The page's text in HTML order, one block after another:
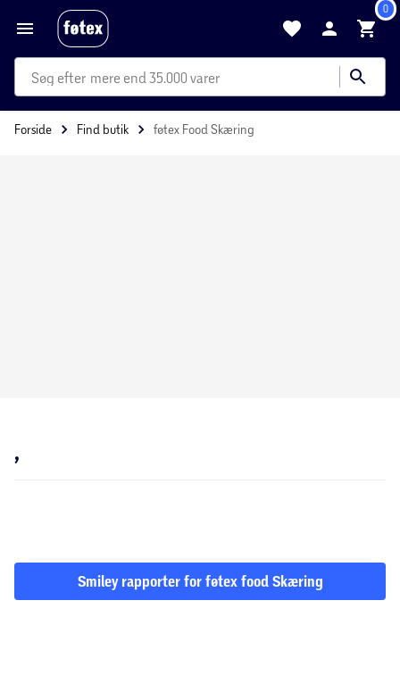
0
mere end 35.000 varer
Forside Find butik føtex Food Skæring
,
Smiley rapporter for føtex food Skæring